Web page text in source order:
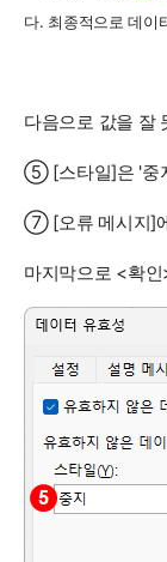
다. 최종적으로 데이
다음으로 값을 잘
⑤ [스타일]은 '중
⑦ [오류 메시지]
마지막으로 <확